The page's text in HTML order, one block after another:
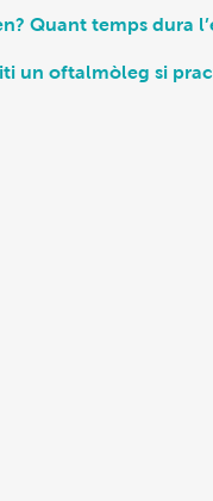
Quant temps dura
un oftalmòleg si